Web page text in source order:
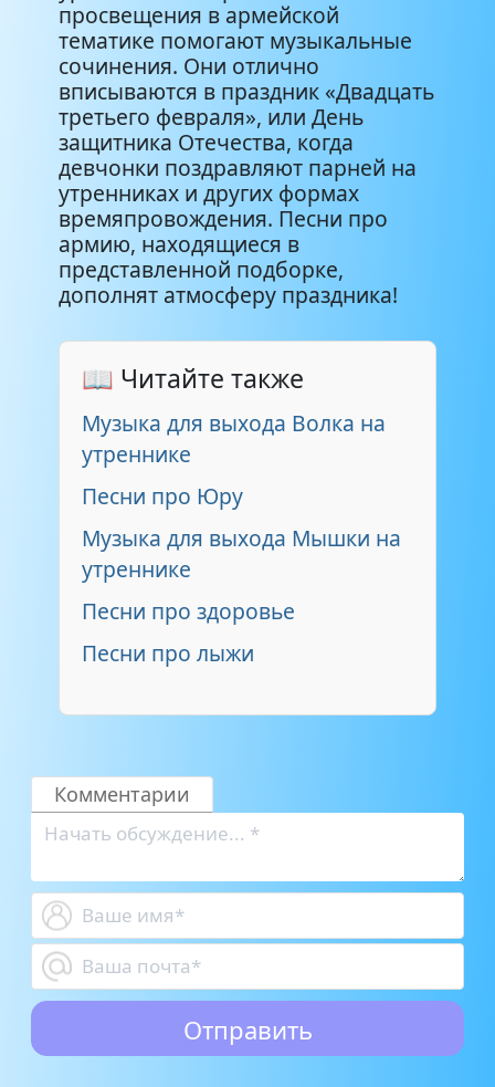
Большой детский хор -
Военно-патриотические
песни
4:35
просвещения в армейской
тематике помогают музыкальные
сочинения. Они отлично
вписываются в праздник «Двадцать
третьего февраля», или День
защитника Отечества, когда
девчонки поздравляют парней на
утренниках и других формах
времяпровождения. Песни про
армию, находящиеся в
представленной подборке,
дополнят атмосферу праздника!
📖 Читайте также
Музыка для выхода Волка на
утреннике
Песни про Юру
Музыка для выхода Мышки на
утреннике
Песни про здоровье
Песни про лыжи
Комментарии